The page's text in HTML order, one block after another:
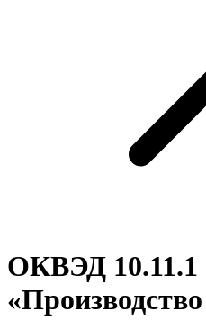
ОКВЭД 10.11.1